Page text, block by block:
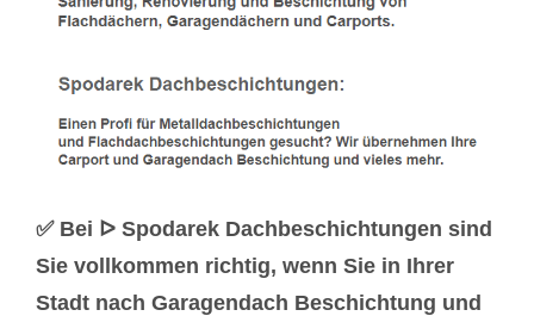
✅ Bei ᐅ Spodarek Dachbeschichtungen sind
Sie vollkommen richtig, wenn Sie in Ihrer
Stadt nach Garagendach Beschichtung und